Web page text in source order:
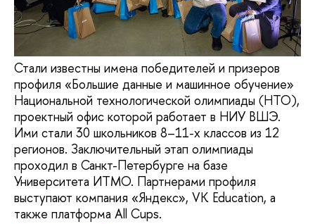
Стали известны имена победителей и призеров
профиля «Большие данные и машинное обучение»
Национальной технологической олимпиады (НТО),
проектный офис которой работает в НИУ ВШЭ.
Ими стали 30 школьников 8–11-х классов из 12
регионов. Заключительный этап олимпиады
проходил в Санкт-Петербурге на базе
Университета ИТМО. Партнерами профиля
выступают компания «Яндекс», VK Education, а
также платформа All Cups.